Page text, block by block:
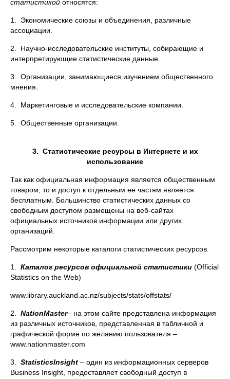
статистикой относятся:
1. Экономические союзы и объединения, различные
ассоциации.
2. Научно-исследовательские институты, собирающие и
интерпретирующие статистические данные.
3. Организации, занимающиеся изучением общественного
мнения.
4. Маркетинговые и исследовательские компании.
5. Общественные организации.
3. Статистические ресурсы в Интернете и их
использование
Так как официальная информация является общественным
товаром, то и доступ к отдельным ее частям является
бесплатным. Большинство статистических данных со
свободным доступом размещены на веб-сайтах
официальных источников информации или других
организаций.
Рассмотрим некоторые каталоги статистических ресурсов.
1. Каталог ресурсов официальной статистики (Official
Statistics on the Web)
www.library.auckland.ac.nz/subjects/stats/offstats/
2. NationMaster– на этом сайте представлена информация
из различных источников, представленная в табличной и
графической форме по желанию пользователя –
www.nationmaster.com
3. StatisticsInsight – один из информационных серверов
Business Insight, предоставляет свободный доступ в